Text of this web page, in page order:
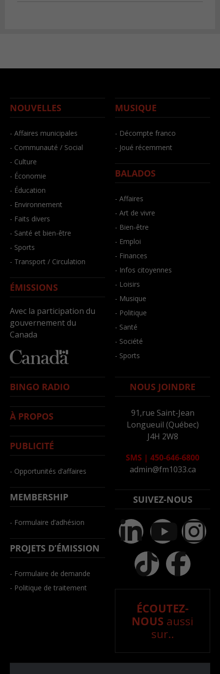
NOUVELLES
- Affaires municipales
- Communauté / Social
- Culture
- Économie
- Éducation
- Environnement
- Faits divers
- Santé et bien-être
- Sports
- Transport / Circulation
ÉMISSIONS
Avec la participation du
gouvernement du
Canada
MUSIQUE
- Décompte franco
- Joué récemment
BALADOS
- Affaires
- Art de vivre
- Bien-être
- Emploi
- Finances
- Infos citoyennes
- Loisirs
- Musique
- Politique
- Santé
- Société
- Sports
BINGO RADIO
À PROPOS
PUBLICITÉ
- Opportunités d’affaires
MEMBERSHIP
- Formulaire d’adhésion
PROJETS D’ÉMISSION
- Formulaire de demande
- Politique de traitement
NOUS JOINDRE
91,rue Saint-Jean
Longueuil (Québec)
J4H 2W8
SMS | 450-646-6800
admin@fm1033.ca
SUIVEZ-NOUS
ÉCOUTEZ-
NOUS aussi
sur..